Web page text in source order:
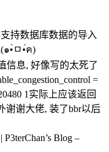
持数据库数据的导入
•̀ㅁ•́ฅ)
信息, 好像写的太死了
=
1实际上应该返回
谢谢大佬, 装了bbr以后